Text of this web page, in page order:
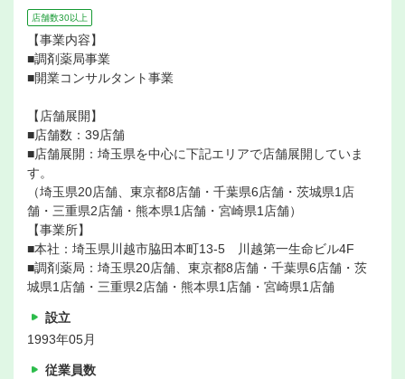
店舗数30以上
【事業内容】
■調剤薬局事業
■開業コンサルタント事業
【店舗展開】
■店舗数：39店舗
■店舗展開：埼玉県を中心に下記エリアで店舗展開していま
す。
（埼玉県20店舗、東京都8店舗・千葉県6店舗・茨城県1店
舗・三重県2店舗・熊本県1店舗・宮崎県1店舗）
【事業所】
■本社：埼玉県川越市脇田本町13-5 川越第一生命ビル4F
■調剤薬局：埼玉県20店舗、東京都8店舗・千葉県6店舗・茨
城県1店舗・三重県2店舗・熊本県1店舗・宮崎県1店舗
設立
1993年05月
従業員数